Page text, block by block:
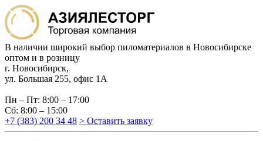
В наличии широкий выбор пиломатериалов в Новосибирске
оптом и в розницу
г. Новосибирск,
ул. Большая 255, офис 1А
Пн – Пт: 8:00 – 17:00
Сб: 8:00 – 15:00
+7 (383) 200 34 48 > Оставить заявку